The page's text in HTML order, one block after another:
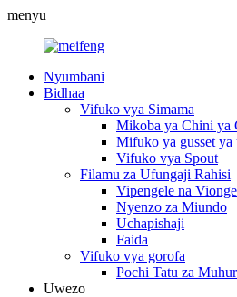
menyu
Nyumbani
Bidhaa
Vifuko vya Simama
Mikoba ya Chini ya
Mifuko ya gusset ya
Vifuko vya Spout
Filamu za Ufungaji Rahisi
Vipengele na
Nyenzo za Miundo
Uchapishaji
Faida
Vifuko vya gorofa
Pochi Tatu za
Uwezo